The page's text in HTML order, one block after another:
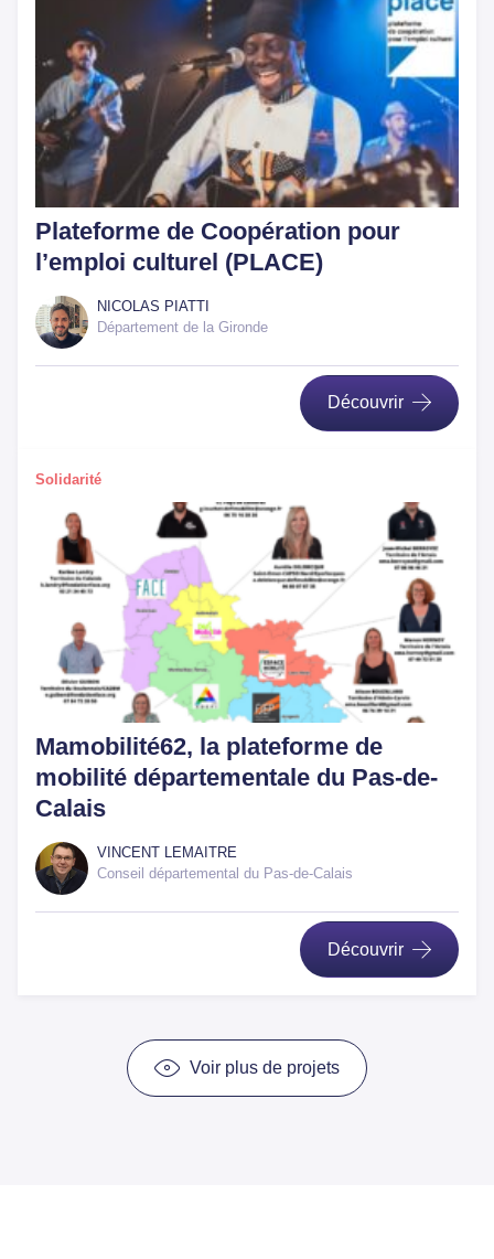
Plateforme de Coopération pour
l’emploi culturel (PLACE)
NICOLAS PIATTI
Département de la Gironde
Découvrir
Solidarité
Mamobilité62, la plateforme de
mobilité départementale du Pas-de-
Calais
VINCENT LEMAITRE
Conseil départemental du Pas-de-Calais
Découvrir
Voir plus de projets